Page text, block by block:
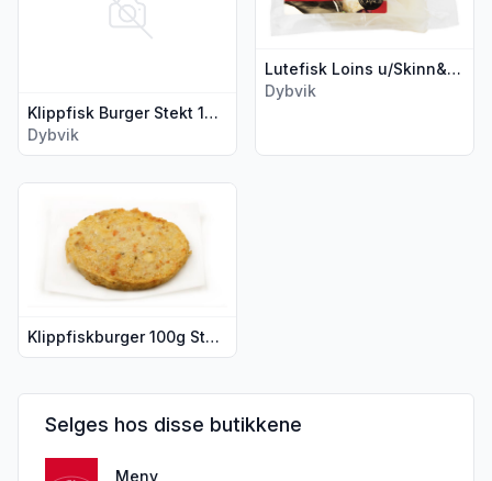
Klippfisk Burger Stekt 100g Dybvik
Dybvik
Lutefisk Loins u/Skinn&Ben Ca450g Dybvik
Dybvik
Klippfiskburger 100g Stekt pr stykk
Vis flere detaljer for produktet "Klippfiskburger 100g Stekt
Selges hos disse butikkene
Meny